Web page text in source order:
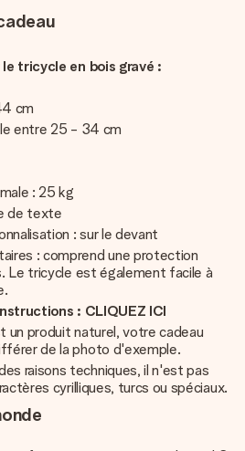
tricycle en bois gravé :
cm
entre 25 - 34 cm
: 25 kg
de texte
: sur le devant
: comprend une protection
Le tricycle est également facile à
: CLIQUEZ ICI
un produit naturel, votre cadeau
de la photo d'exemple.
raisons techniques, il n'est pas
cyrilliques, turcs ou spéciaux.